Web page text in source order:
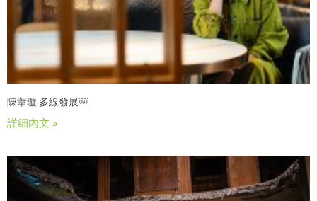
陳葦璇 多線發展￼
詳細內文 »